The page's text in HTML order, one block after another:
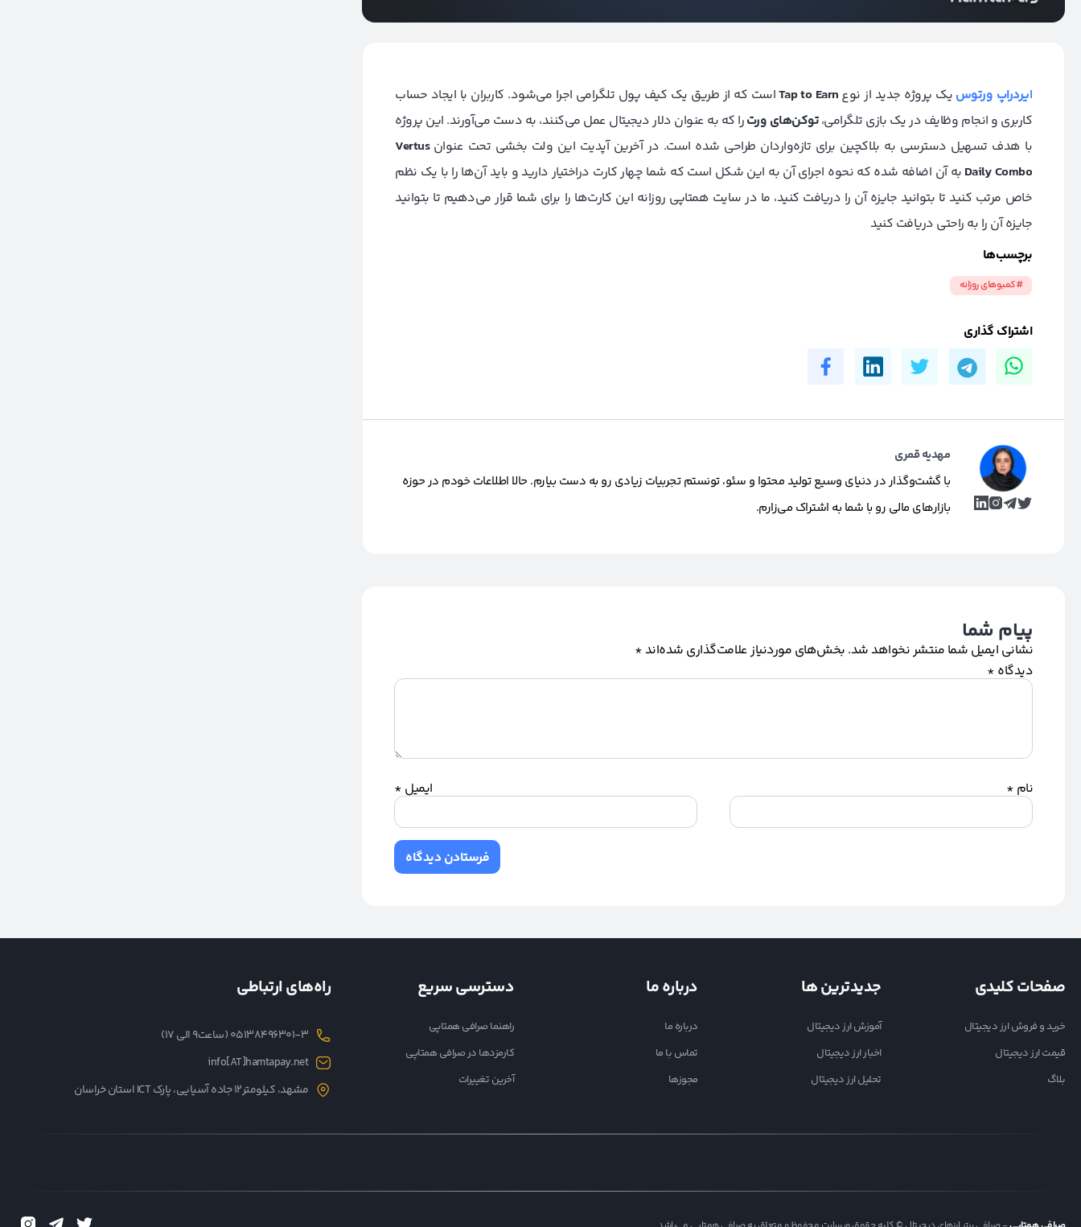
ایردراپ ورتوس یک پروژه جدید از نوع Tap to Earnاست که از طریق یک کیف پول تلگرامی اجرا می‌شود. کاربران با ایجاد حساب
کاربری و انجام وظایف در یک بازی تلگرامی،توکن‌های ورترا که به عنوان دلار دیجیتال عمل می‌کنند، به دست می‌آورند. این پروژه
با هدف تسهیل دسترسی به بلاکچین برای تازه‌واردان طراحی شده است. در آخرین آپدیت این ولت بخشی تحت عنوانVertus
Daily Combo به آن اضافه شده که نحوه اجرای آن به این شکل است که شما چهار کارت دراختیار دارید و باید آن‌ها را با یک نظم
خاص مرتب کنید تا بتوانید جایزه آن را دریافت کنید، ما در سایت همتاپی روزانه این کارت‌ها را برای شما قرار می‌دهیم تا بتوانید
جایزه آن را به راحتی دریافت کنید
برچسب‌ها
#کمبوهای روزانه
اشتراک گذاری
مهدیه قمری
با گشت‌وگذار در دنیای وسیع تولید محتوا و سئو، تونستم تجربیات زیادی رو به دست بیارم. حالا اطلاعات خودم در حوزه
بازارهای مالی رو با شما به اشتراک می‌زارم.
پیام شما
نشانی ایمیل شما منتشر نخواهد شد. بخش‌های موردنیاز علامت‌گذاری شده‌اند*
دیدگاه *
نام * ایمیل *
صفحات کلیدی
خرید و فروش ارز دیجیتال
قیمت ارز دیجیتال
بلاگ
جدیدترین ها
آموزش ارز دیجیتال
اخبار ارز دیجیتال
تحلیل ارز دیجیتال
درباره ما
درباره ما
تماس با ما
مجوزها
دسترسی سریع
راهنما صرافی همتاپی
کارمزدها در صرافی همتاپی
آخرین تغییرات
راه‌های ارتباطی
05138496301-3 (ساعت۹ الی ۱۷)
info[AT]hamtapay.net
مشهد، کیلومتر12 جاده آسیایی، پارک ICT استان خراسان